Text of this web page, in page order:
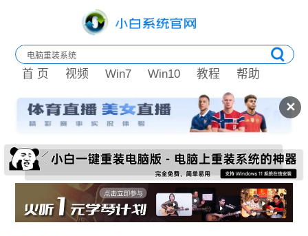
✕
首 页 视频 Win7 Win10 教程 帮助